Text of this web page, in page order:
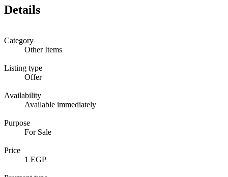
Details
Category
Other Items
Listing type
Offer
Availability
Available immediately
Purpose
For Sale
Price
1 EGP